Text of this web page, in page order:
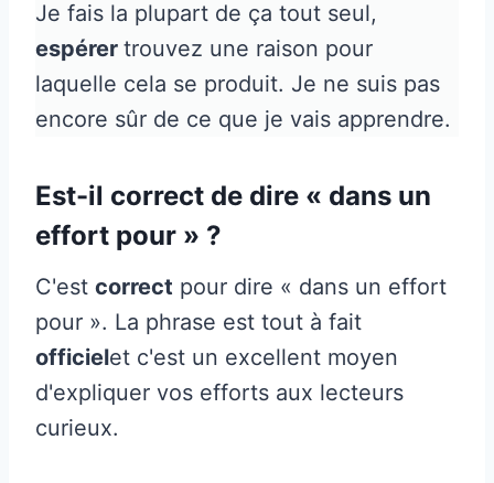
Je fais la plupart de ça tout seul,
espérer trouvez une raison pour
laquelle cela se produit. Je ne suis pas
encore sûr de ce que je vais apprendre.
Est-il correct de dire « dans un
effort pour » ?
C'est correct pour dire « dans un effort
pour ». La phrase est tout à fait
officielet c'est un excellent moyen
d'expliquer vos efforts aux lecteurs
curieux.